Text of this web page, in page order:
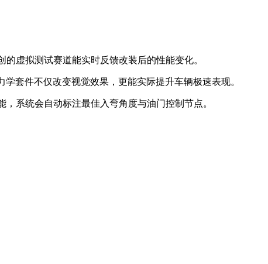
虚拟测试赛道能实时反馈改装后的性能变化。
套件不仅改变视觉效果，更能实际提升车辆极速表现。
系统会自动标注最佳入弯角度与油门控制节点。